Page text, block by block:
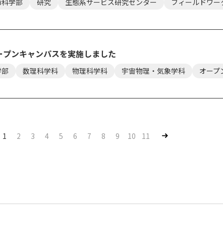
ンキャンパスを実施しました
数理科学科 物理科学科 宇宙物理・気象学科 オープ
1 2 3 4 5 6 7 8 9 10 11 Nex